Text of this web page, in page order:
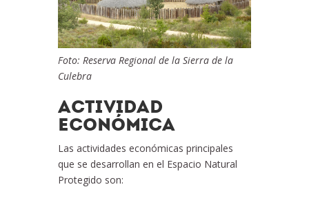
Foto: Reserva Regional de la Sierra de la
Culebra
ACTIVIDAD
ECONÓMICA
Las actividades económicas principales
que se desarrollan en el Espacio Natural
Protegido son: